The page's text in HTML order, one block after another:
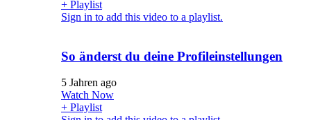
+ Playlist
Sign in to add this video to a playlist.
So änderst du deine Profileinstellungen
5 Jahren ago
Watch Now
+ Playlist